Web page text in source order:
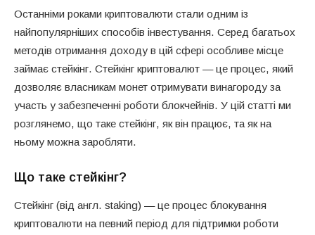
Останніми роками криптовалюти стали одним із
найпопулярніших способів інвестування. Серед багатьох
методів отримання доходу в цій сфері особливе місце
займає стейкінг. Стейкінг криптовалют — це процес, який
дозволяє власникам монет отримувати винагороду за
участь у забезпеченні роботи блокчейнів. У цій статті ми
розглянемо, що таке стейкінг, як він працює, та як на
ньому можна заробляти.
Що таке стейкінг?
Стейкінг (від англ. staking) — це процес блокування
криптовалюти на певний період для підтримки роботи